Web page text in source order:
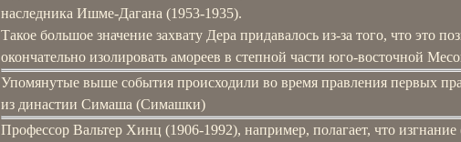
наследника Ишме-Дагана (1953-1935).
Такое большое значение захвату Дера придавалось из-за того, что это
окончательно изолировать амореев в степной части юго-восточной
Упомянутые выше события происходили во время правления первых
из династии Симаша (Симашки)
Профессор Вальтер Хинц (1906-1992), например, полагает, что изгнание